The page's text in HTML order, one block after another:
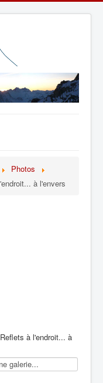
Photos
à l'envers
à l'endroit... à